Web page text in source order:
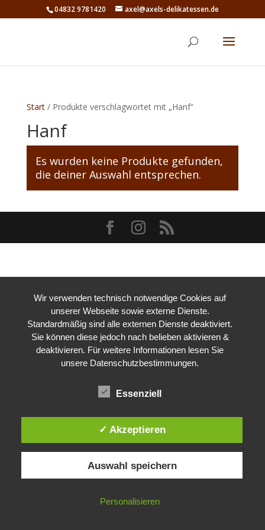
04832 9781420 axel@axels-delikatessen.de
Start/ Produkte verschlagwortet mit „Hanf“
Hanf
Es wurden keine Produkte gefunden,
die deiner Auswahl entsprechen.
Wir verwenden technisch notwendige Cookies auf
unserer Webseite sowie externe Dienste.
Standardmäßig sind alle externen Dienste deaktiviert.
Sie können diese jedoch nach belieben aktivieren &
deaktivieren. Für weitere Informationen lesen Sie
unsere Datenschutzbestimmungen.
Essenziell
✓ Akzeptieren
Auswahl speichern
Personalisieren